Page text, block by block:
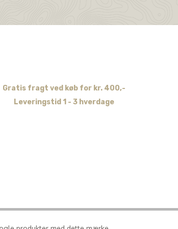
Gratis fragt ved køb for kr. 400,-
Leveringstid 1 - 3 hverdage